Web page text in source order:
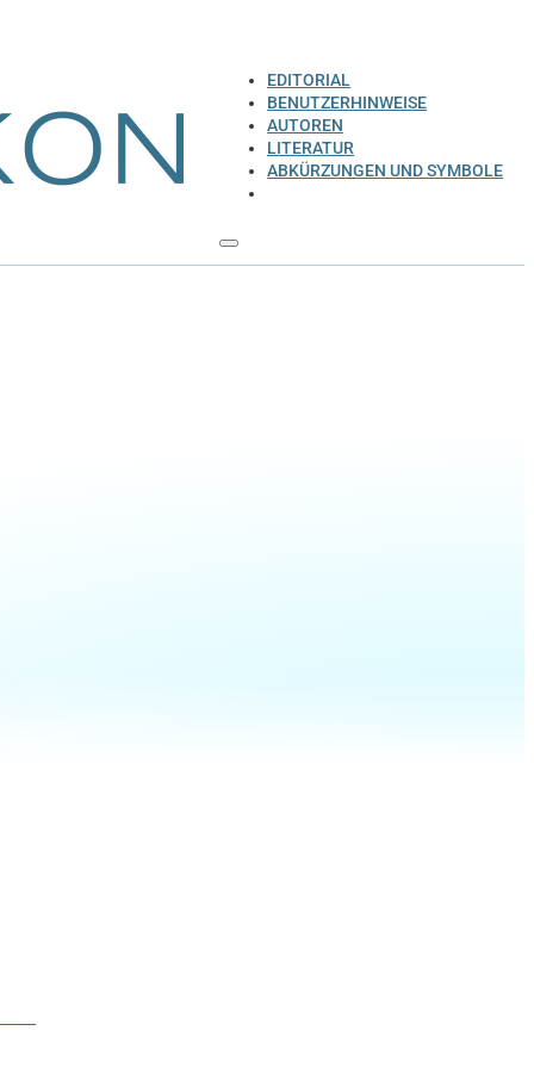
EDITORIAL
BENUTZERHINWEISE
AUTOREN
LITERATUR
ABKÜRZUNGEN UND SYMBOLE